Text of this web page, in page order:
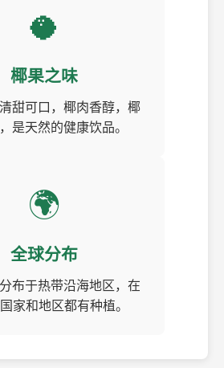
🥥
椰果之味
甜可口，椰肉香醇，椰
是天然的健康饮品。
🌍
全球分布
布于热带沿海地区，在
家和地区都有种植。